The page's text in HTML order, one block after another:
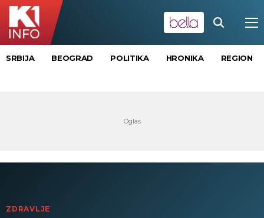
SRBIJA BEOGRAD POLITIKA HRONIKA REGION
ZDRAVLJE